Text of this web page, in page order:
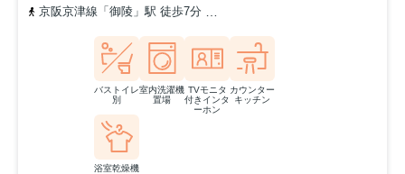
京阪京津線「御陵」駅 徒歩7分
バストイレ
別
室内洗濯機
置場
TVモニタ
付きインタ
ーホン
カウンター
キッチン
浴室乾燥機